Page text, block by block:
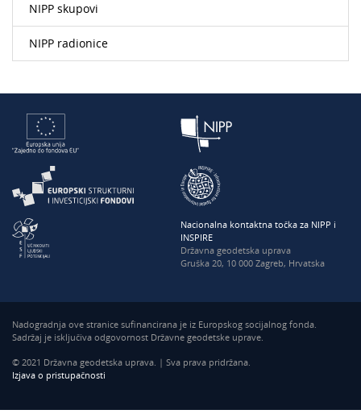
NIPP skupovi
NIPP radionice
Nacionalna kontaktna točka za NIPP i
INSPIRE
Državna geodetska uprava
Gruška 20, 10 000 Zagreb, Hrvatska
Nadogradnja ove stranice sufinancirana je iz Europskog socijalnog fonda.
Sadržaj je isključiva odgovornost Državne geodetske uprave.
© 2021 Državna geodetska uprava. | Sva prava pridržana.
Izjava o pristupačnosti